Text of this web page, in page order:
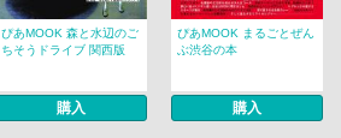
ぴあMOOK 森と水辺のご
ちそうドライブ 関西版
購入
ぴあMOOK まるごとぜん
ぶ渋谷の本
購入